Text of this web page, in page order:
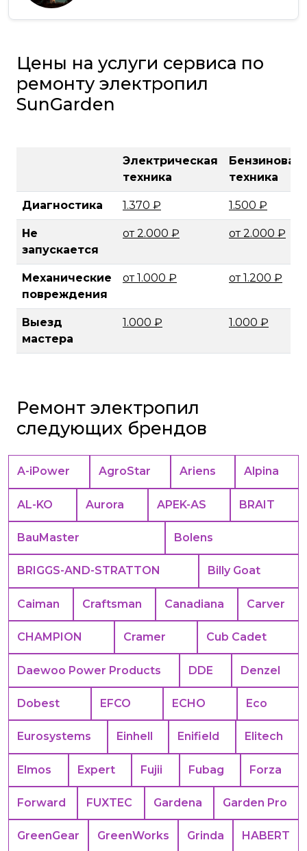
Цены на услуги сервиса по
ремонту электропил
SunGarden
Электрическая
техника
Бензиновая
техника
Диагностика 1.370 ₽ 1.500 ₽
Не
запускается
от 2.000 ₽ от 2.000 ₽
Механические
повреждения
от 1.000 ₽ от 1.200 ₽
Выезд
мастера
1.000 ₽ 1.000 ₽
Ремонт электропил
следующих брендов
A-iPower AgroStar Ariens Alpina
AL-KO Aurora APEK-АS BRAIT
BauMaster Bolens
BRIGGS-AND-STRATTON Billy Goat
Caiman Craftsman Canadiana Carver
CHAMPION Cramer Cub Cadet
Daewoo Power Products DDE Denzel
Dobest EFCO ECHO Eco
Eurosystems Einhell Enifield Elitech
Elmos Expert Fujii Fubag Forza
Forward FUXTEC Gardena Garden Pro
GreenGear GreenWorks Grinda HABERT